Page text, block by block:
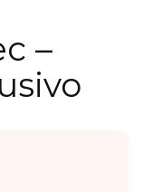
–